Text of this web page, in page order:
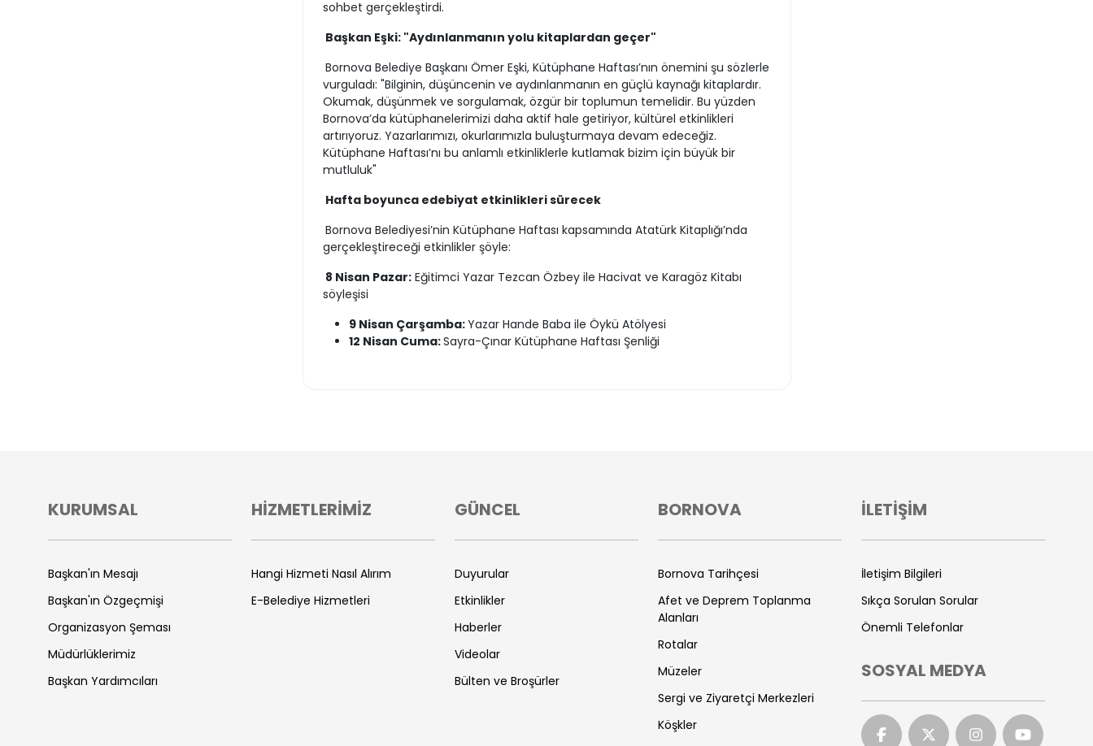
sohbet gerçekleştirdi.
Başkan Eşki: "Aydınlanmanın yolu kitaplardan geçer"
Bornova Belediye Başkanı Ömer Eşki, Kütüphane Haftası’nın önemini şu sözlerle
vurguladı: "Bilginin, düşüncenin ve aydınlanmanın en güçlü kaynağı kitaplardır.
Okumak, düşünmek ve sorgulamak, özgür bir toplumun temelidir. Bu yüzden
Bornova’da kütüphanelerimizi daha aktif hale getiriyor, kültürel etkinlikleri
artırıyoruz. Yazarlarımızı, okurlarımızla buluşturmaya devam edeceğiz.
Kütüphane Haftası’nı bu anlamlı etkinliklerle kutlamak bizim için büyük bir
mutluluk"
Hafta boyunca edebiyat etkinlikleri sürecek
Bornova Belediyesi’nin Kütüphane Haftası kapsamında Atatürk Kitaplığı’nda
gerçekleştireceği etkinlikler şöyle:
8 Nisan Pazar:Eğitimci Yazar Tezcan Özbey ile Hacivat ve Karagöz Kitabı
söyleşisi
9 Nisan Çarşamba:Yazar Hande Baba ile Öykü Atölyesi
12 Nisan Cuma:Sayra-Çınar Kütüphane Haftası Şenliği
KURUMSAL
Başkan'ın Mesajı
Başkan'ın Özgeçmişi
Organizasyon Şeması
Müdürlüklerimiz
Başkan Yardımcıları
HİZMETLERİMİZ
Hangi Hizmeti Nasıl Alırım
E-Belediye Hizmetleri
GÜNCEL
Duyurular
Etkinlikler
Haberler
Videolar
Bülten ve Broşürler
BORNOVA
Bornova Tarihçesi
Afet ve Deprem Toplanma
Alanları
Rotalar
Müzeler
Sergi ve Ziyaretçi Merkezleri
Köşkler
İLETİŞİM
İletişim Bilgileri
Sıkça Sorulan Sorular
Önemli Telefonlar
SOSYAL MEDYA